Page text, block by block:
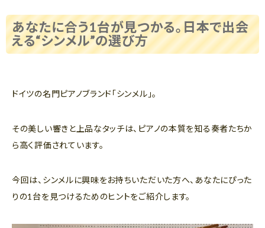
あなたに合う1台が見つかる。日本で出会
える“シンメル”の選び方
ドイツの名門ピアノブランド「シンメル」。
その美しい響きと上品なタッチは、ピアノの本質を知る奏者たちか
ら高く評価されています。
今回は、シンメルに興味をお持ちいただいた方へ、あなたにぴった
りの1台を見つけるためのヒントをご紹介します。